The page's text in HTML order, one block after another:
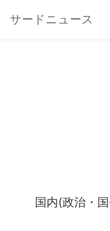
サードニュース
国内(政治・